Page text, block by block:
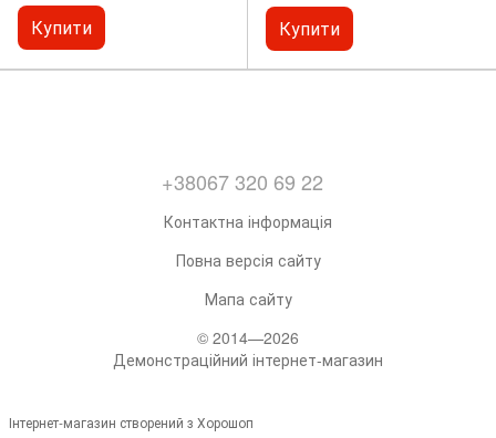
Купити Купити
+38067 320 69 22
Контактна інформація
Повна версія сайту
Мапа сайту
© 2014—2026
Демонстраційний інтернет-магазин
Інтернет-магазин створений з Хорошоп